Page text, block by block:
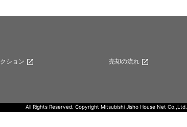
ション 売却の流れ
All Rights Reserved. Copyright Mitsubishi Jisho House Net Co.,Ltd.